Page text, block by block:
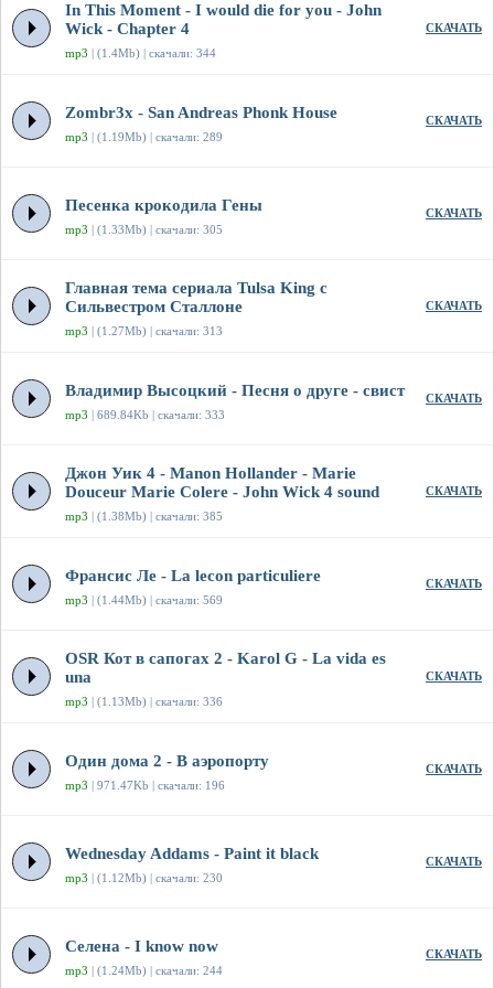
In This Moment - I would die for you - John
Wick - Chapter 4
mp3 | (1.4Mb) | скачали: 344
СКАЧАТЬ
Zombr3x - San Andreas Phonk House
mp3 | (1.19Mb) | скачали: 289
СКАЧАТЬ
Песенка крокодила Гены
mp3 | (1.33Mb) | скачали: 305
СКАЧАТЬ
Главная тема сериала Tulsa King с
Сильвестром Сталлоне
mp3 | (1.27Mb) | скачали: 313
СКАЧАТЬ
Владимир Высоцкий - Песня о друге - свист
mp3 | 689.84Kb | скачали: 333
СКАЧАТЬ
Джон Уик 4 - Manon Hollander - Marie
Douceur Marie Colere - John Wick 4 sound
mp3 | (1.38Mb) | скачали: 385
СКАЧАТЬ
Франсис Ле - La lecon particuliere
mp3 | (1.44Mb) | скачали: 569
СКАЧАТЬ
OSR Кот в сапогах 2 - Karol G - La vida es
una
mp3 | (1.13Mb) | скачали: 336
СКАЧАТЬ
Один дома 2 - В аэропорту
mp3 | 971.47Kb | скачали: 196
СКАЧАТЬ
Wednesday Addams - Paint it black
mp3 | (1.12Mb) | скачали: 230
СКАЧАТЬ
Селена - I know now
mp3 | (1.24Mb) | скачали: 244
СКАЧАТЬ